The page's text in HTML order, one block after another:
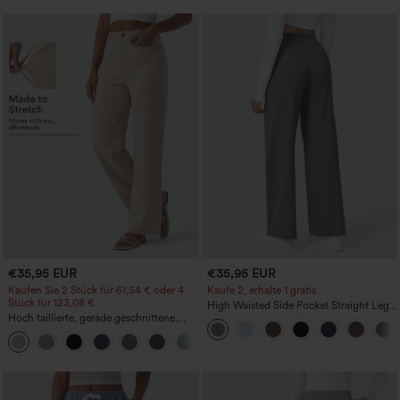
€35,95 EUR
Kaufen Sie 2 Stück für 61,54 € oder 4
Stück für 123,08 €.
Hoch taillierte, gerade geschnittene,
legere Leinen-Optik-Hose mit Taschen
€35,95 EUR
Kaufe 2, erhalte 1 gratis
High Waisted Side Pocket Straight Leg
Work Pants